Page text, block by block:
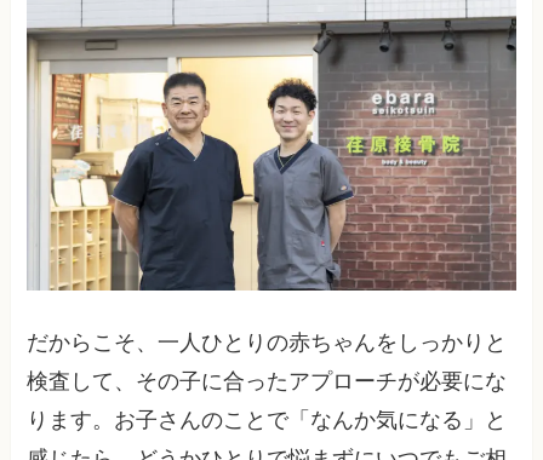
だからこそ、一人ひとりの赤ちゃんをしっかりと
検査して、その子に合ったアプローチが必要にな
ります。お子さんのことで「なんか気になる」と